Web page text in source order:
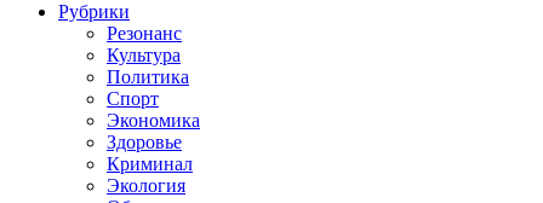
Рубрики
Резонанс
Культура
Политика
Спорт
Экономика
Здоровье
Криминал
Экология